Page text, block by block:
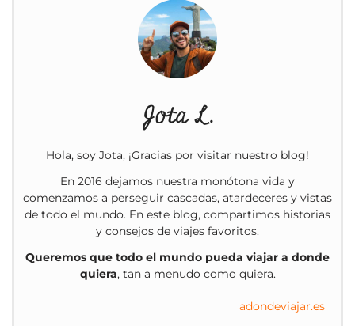
Jota L.
Hola, soy Jota, ¡Gracias por visitar nuestro blog!
En 2016 dejamos nuestra monótona vida y
comenzamos a perseguir cascadas, atardeceres y vistas
de todo el mundo. En este blog, compartimos historias
y consejos de viajes favoritos.
Queremos que todo el mundo pueda viajar a donde
quiera, tan a menudo como quiera.
adondeviajar.es